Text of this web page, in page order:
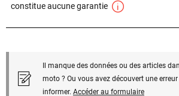
constitue aucune garantie
Il manque des données ou des articles
moto ? Ou vous avez découvert une
informer. Accéder au formulaire